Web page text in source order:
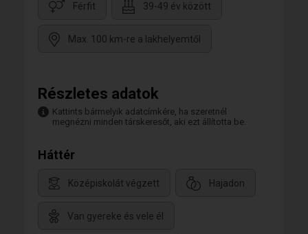
Férfit 39-49 év között
Max. 100 km-re a lakhelyemtől
Részletes adatok
Kattints bármelyik adatcímkére, ha szeretnél
megnézni minden társkeresőt, aki ezt állította be.
Háttér
Középiskolát végzett Hajadon
Van gyereke és vele él